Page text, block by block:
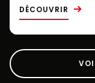
DÉCOUVRIR